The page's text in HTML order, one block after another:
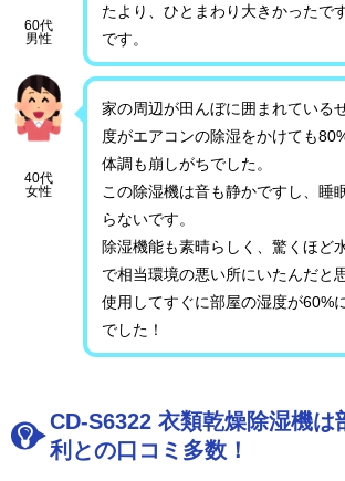
60代
男性
たより、ひとまわり大きかったで
です。
40代
女性
家の周辺が田んぼに囲まれている
度がエアコンの除湿をかけても
体調も崩しがちでした。
この除湿機は音も静かですし、睡
らないです。
除湿機能も素晴らしく、驚くほど
で相当環境の悪い所にいたんだと
使用してすぐに部屋の湿度が60%
でした！
CD-S6322 衣類乾燥除湿機は
利との口コミ多数！